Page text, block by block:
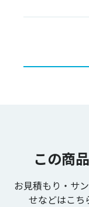
この商
お見積もり・サ
せなどは こち